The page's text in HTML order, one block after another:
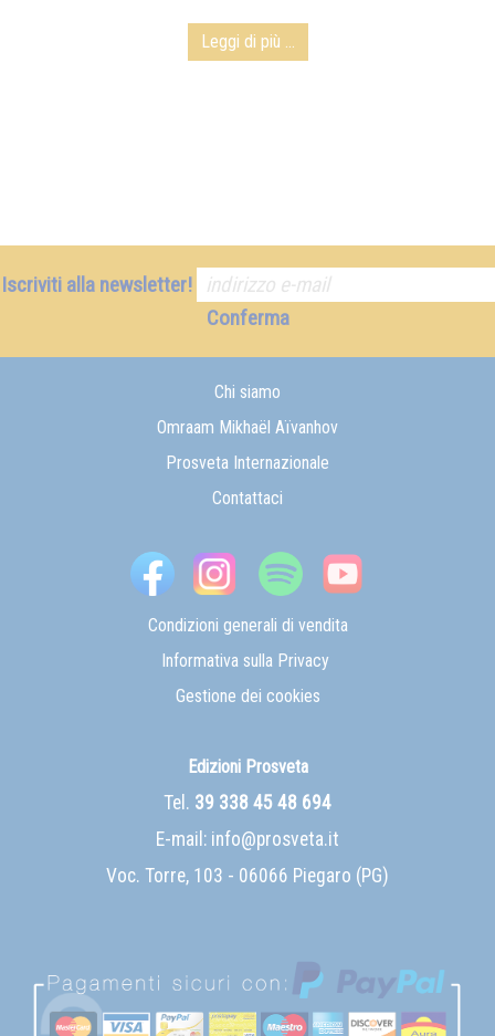
Leggi di più ...
Iscriviti alla newsletter!
Conferma
Chi siamo
Omraam Mikhaël Aïvanhov
Prosveta Internazionale
Contattaci
Condizioni generali di vendita
Informativa sulla Privacy
Gestione dei cookies
Edizioni Prosveta
Tel. 39 338 45 48 694
E-mail: info@prosveta.it
Voc. Torre, 103 - 06066 Piegaro (PG)